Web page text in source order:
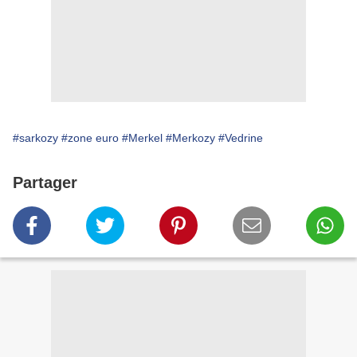
#sarkozy #zone euro #Merkel #Merkozy #Vedrine
Partager